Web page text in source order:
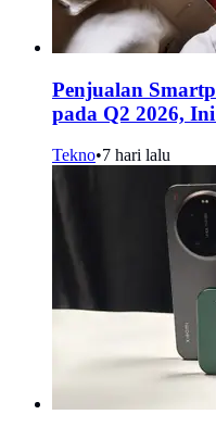
Penjualan
pada Q2 2026,
Tekno•7 hari lalu